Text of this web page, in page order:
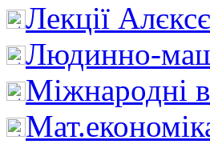
Лекції
Людинно-
Міжнародні